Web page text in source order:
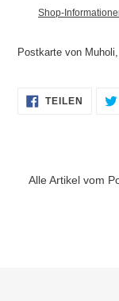
Shop-
Postkarte von
TEILEN
Alle Artikel vom